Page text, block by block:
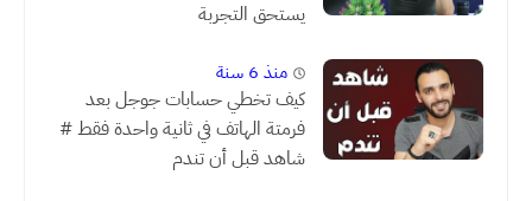
يستحق التجربة
منذ 6 سنة
كيف تخطي حسابات جوجل بعد
فرمتة الهاتف في ثانية واحدة فقط #
شاهد قبل أن تندم